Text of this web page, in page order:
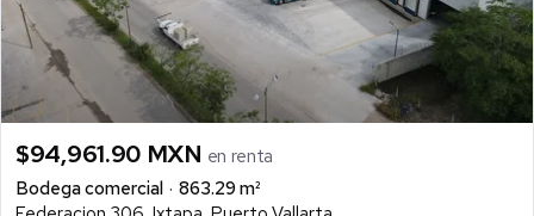
$94,961.90 MXN en renta
Bodega comercial
863.29 m²